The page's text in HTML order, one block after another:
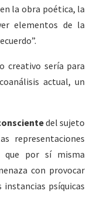
la obra poética, la
elementos de la
creativo sería para
actual, un
del sujeto
representaciones
que por sí misma
con provocar
psíquicas